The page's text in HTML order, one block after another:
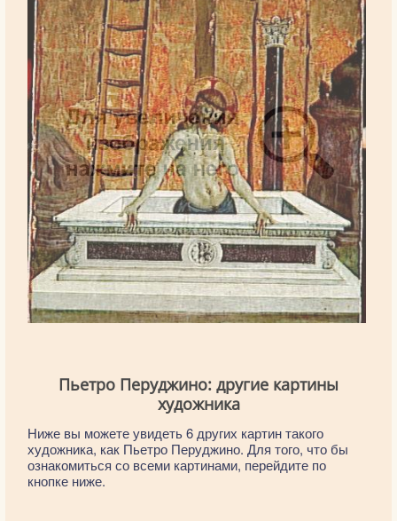
Пьетро Перуджино: другие картины
художника
Ниже вы можете увидеть 6 других картин такого
художника, как Пьетро Перуджино. Для того, что бы
ознакомиться со всеми картинами, перейдите по
кнопке ниже.